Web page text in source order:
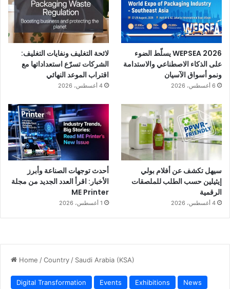
WEPSEA 2026 يسلّط الضوء
على الذكاء الاصطناعي والاستدامة
ونمو أسواق الآسيان
6 أغسطس، 2026
لائحة التغليف ونفايات التغليف:
الشركات تسرّع استعداداتها مع
اقتراب الموعد النهائي
4 أغسطس، 2026
سيهل تكشف عن أفلام بولي
إيثيلين حسب الطلب للملصقات
الرقمية
4 أغسطس، 2026
أحدث توجهات الصناعة وأبرز
الأخبار: اقرأ العدد الجديد من مجلة
ME Printer
1 أغسطس، 2026